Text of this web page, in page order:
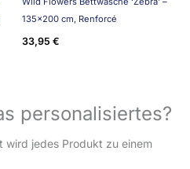
135×200 cm, Renforcé
33,95 €
personalisiertes?
wird jedes Produkt zu einem